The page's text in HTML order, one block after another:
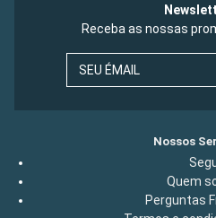
Receba as nossas
SEU ÉMAIL
Nossos
Quem
Perguntas